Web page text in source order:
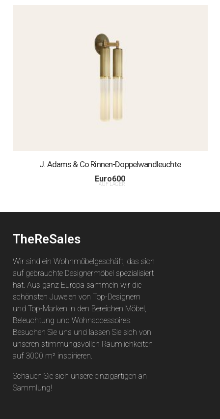
J. Adams & Co Rinnen-Doppelwandleuchte
Euro600
1 AUF LAGER
TheReSales
Wir sind ein Wohnmöbelgeschäft, das sich
auf gebrauchte Designermöbel spezialisiert
hat. Aus ganz Europa sammeln wir die
schönsten Juwelen von Top-Designern
und Top-Marken in den Bereichen Möbel,
Beleuchtung und Wohnaccessoires.
Besuchen Sie uns und lassen Sie sich von
unseren stimmungsvollen Räumlichkeiten
auf 3000 m² inspirieren.
Schauen Sie sich unsere einzigartigen an
Sammlung!